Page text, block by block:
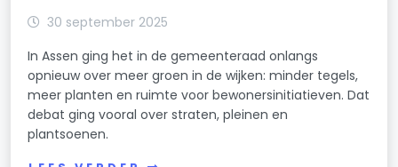
30 september 2025
In Assen ging het in de gemeenteraad onlangs
opnieuw over meer groen in de wijken: minder tegels,
meer planten en ruimte voor bewonersinitiatieven. Dat
debat ging vooral over straten, pleinen en
plantsoenen.